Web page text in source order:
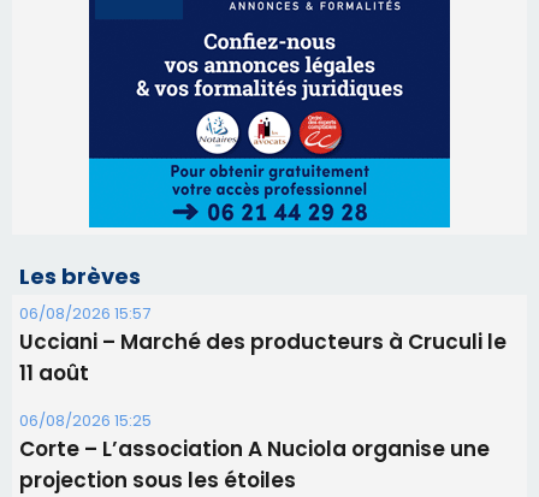
Les brèves
06/08/2026 15:57
Ucciani – Marché des producteurs à Cruculi le
11 août
06/08/2026 15:25
Corte – L’association A Nuciola organise une
projection sous les étoiles